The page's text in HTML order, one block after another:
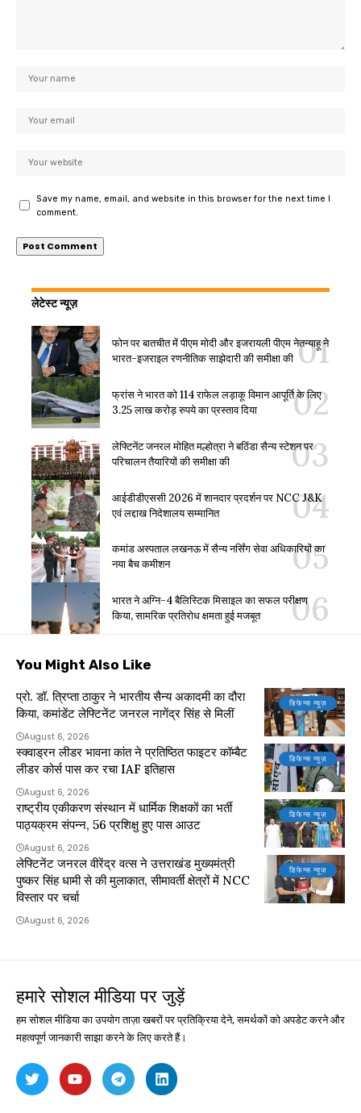
Save my name, email, and website in this browser for the next time I
comment.
लेटेस्ट न्यूज़
फोन पर बातचीत में पीएम मोदी और इजरायली पीएम नेतन्याहू ने
भारत-इजराइल रणनीतिक साझेदारी की समीक्षा की
फ्रांस ने भारत को 114 राफेल लड़ाकू विमान आपूर्ति के लिए
3.25 लाख करोड़ रुपये का प्रस्ताव दिया
लेफ्टिनेंट जनरल मोहित मल्होत्रा ने बठिंडा सैन्य स्टेशन पर
परिचालन तैयारियों की समीक्षा की
आईडीडीएससी 2026 में शानदार प्रदर्शन पर NCC J&K
एवं लद्दाख निदेशालय सम्मानित
कमांड अस्पताल लखनऊ में सैन्य नर्सिंग सेवा अधिकारियों का
नया बैच कमीशन
भारत ने अग्नि-4 बैलिस्टिक मिसाइल का सफल परीक्षण
किया, सामरिक प्रतिरोध क्षमता हुई मजबूत
You Might Also Like
डिफेन्स न्यूज़
प्रो. डॉ. त्रिप्ता ठाकुर ने भारतीय सैन्य अकादमी का दौरा
किया, कमांडेंट लेफ्टिनेंट जनरल नागेंद्र सिंह से मिलीं
August 6, 2026
डिफेन्स न्यूज़
स्क्वाड्रन लीडर भावना कांत ने प्रतिष्ठित फाइटर कॉम्बैट
लीडर कोर्स पास कर रचा IAF इतिहास
August 6, 2026
डिफेन्स न्यूज़
राष्ट्रीय एकीकरण संस्थान में धार्मिक शिक्षकों का भर्ती
पाठ्यक्रम संपन्न, 56 प्रशिक्षु हुए पास आउट
August 6, 2026
डिफेन्स न्यूज़
लेफ्टिनेंट जनरल वीरेंद्र वत्स ने उत्तराखंड मुख्यमंत्री
पुष्कर सिंह धामी से की मुलाकात, सीमावर्ती क्षेत्रों में NCC
विस्तार पर चर्चा
August 6, 2026
हमारे सोशल मीडिया पर जुड़ें
हम सोशल मीडिया का उपयोग ताज़ा खबरों पर प्रतिक्रिया देने, समर्थकों को अपडेट करने और
महत्वपूर्ण जानकारी साझा करने के लिए करते हैं।